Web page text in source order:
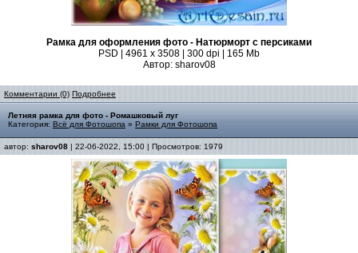
Рамка для оформления фото - Натюрморт с персиками
PSD | 4961 х 3508 | 300 dpi | 165 Mb
Автор: sharov08
Комментарии (0) Подробнее
Летняя рамка для фото - Ромашковый луг
Категория: Всё для Фотошопа » Рамки для Фотошопа
автор: sharov08 | 22-06-2022, 15:00 | Просмотров: 1979